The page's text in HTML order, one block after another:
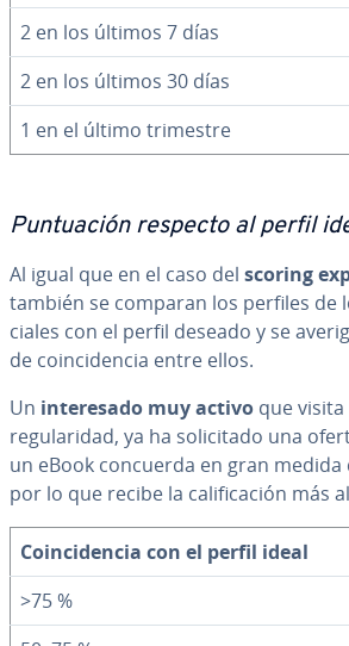
2 en los últimos 7 días
2 en los últimos 30 días
1 en el último trimestre
Pu­n­tua­ción respecto al perfil
Al igual que en el caso del scoring
también se comparan los perfiles
cia­les con el perfil deseado y se
de coin­ci­de­n­cia entre ellos.
Un in­te­re­sa­do muy activo que
re­gu­la­ri­dad, ya ha so­li­ci­ta­do una
un eBook concuerda en gran medida
por lo que recibe la ca­li­fi­ca­ción más
Coin­ci­de­n­cia con el perfil ideal
>75 %